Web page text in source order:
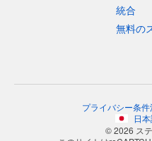
統合
無料の
プライバシー条件
日
© 2026 ス